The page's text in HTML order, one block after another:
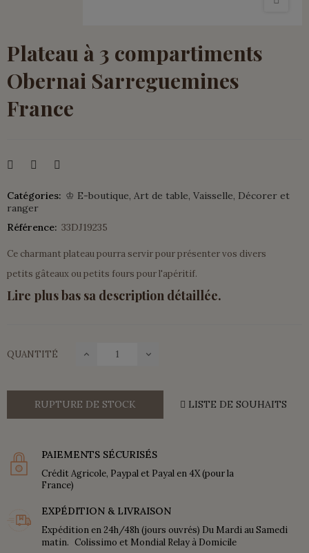
Plateau à 3 compartiments
Obernai Sarreguemines
France
Catégories: ♔ E-boutique Art de table Vaisselle Décorer et
ranger
Référence: 33DJ19235
Ce charmant plateau pourra servir pour présenter vos divers
petits gâteaux ou petits fours pour l'apéritif.
Lire plus bas sa description détaillée.
QUANTITÉ
RUPTURE DE STOCK LISTE DE SOUHAITS
PAIEMENTS SÉCURISÉS
Crédit Agricole, Paypal et Payal en 4X (pour la
France)
EXPÉDITION & LIVRAISON
Expédition en 24h/48h (jours ouvrés) Du Mardi au Samedi
matin. Colissimo et Mondial Relay à Domicile